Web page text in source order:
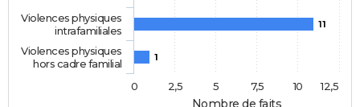
Nombre de faits
11
1
Violences physiques
intrafamiliales
Violences physiques
hors cadre familial
0
10
2,5 5 7,5 12,5